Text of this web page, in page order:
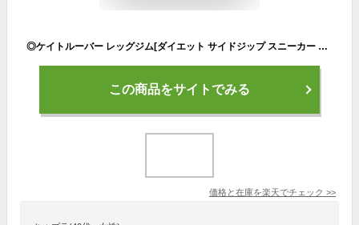
◎ケイトルーバー レッグジム[ダイエット サイドジップ スニーカー 靴 シェイプアップシューズ レディース レッグ ウォーキング レディース ダイエット 歩行 歩行サポート シューズ 姿勢 トレーニングシューズ 厚底 インヒール おしゃれ 厚底スニーカー] 即納
この商品をサイトでみる
価格と在庫を楽天でチェック >>